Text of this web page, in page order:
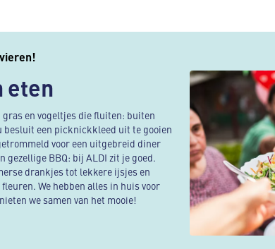
eten
gras en vogeltjes die fluiten: buiten
besluit een picknickkleed uit te gooien
voor een uitgebreid diner
gezellige BBQ: bij ALDI zit je goed.
drankjes tot lekkere ijsjes en
We hebben alles in huis voor
we samen van het mooie!